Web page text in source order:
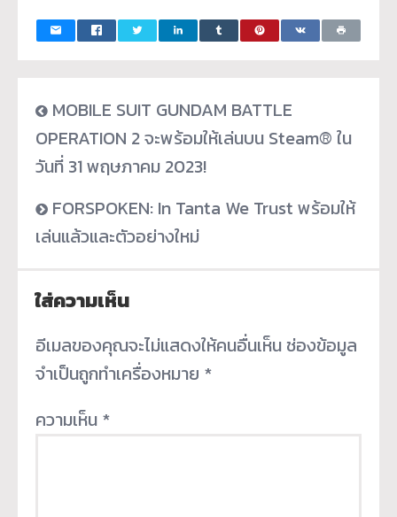
MOBILE SUIT GUNDAM BATTLE
OPERATION 2 จะพร้อมให้เล่นบน Steam® ใน
วันที่ 31 พฤษภาคม 2023!
FORSPOKEN: In Tanta We Trust พร้อมให้
เล่นแล้วและตัวอย่างใหม่
ใส่ความเห็น
อีเมลของคุณจะไม่แสดงให้คนอื่นเห็น ช่องข้อมูล
จำเป็นถูกทำเครื่องหมาย *
ความเห็น *